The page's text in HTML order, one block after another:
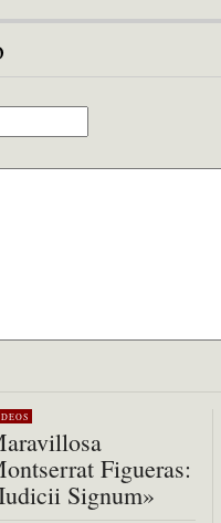
Figueras:
Signum»